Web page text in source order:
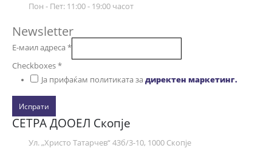
Пон - Пет: 11:00 - 19:00 часот
Newsletter
Е-маил адреса*
Checkboxes*
Ја прифаќам политиката задиректен маркетинг.
Испрати
СЕТРА ДООЕЛ Скопје
Ул. „Христо Татарчев“ 43б/3-10, 1000 Скопје